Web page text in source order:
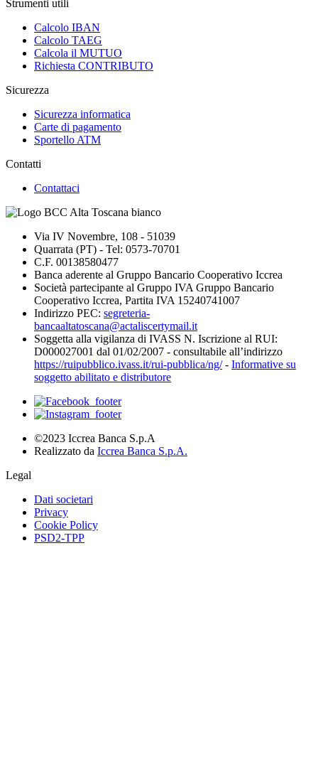
Strumenti utili
Calcolo IBAN
Calcolo TAEG
Calcola il MUTUO
Richiesta CONTRIBUTO
Sicurezza
Sicurezza informatica
Carte di pagamento
Sportello ATM
Contatti
Contattaci
Via IV Novembre, 108 - 51039
Quarrata (PT) - Tel: 0573-70701
C.F. 00138580477
Banca aderente al Gruppo Bancario Cooperativo Iccrea
Società partecipante al Gruppo IVA Gruppo Bancario
Cooperativo Iccrea, Partita IVA 15240741007
Indirizzo PEC: segreteria-
bancaaltatoscana@actaliscertymail.it
Soggetta alla vigilanza di IVASS N. Iscrizione al RUI:
D000027001 dal 01/02/2007 - consultabile all’indirizzo
https://ruipubblico.ivass.it/rui-pubblica/ng/- Informative su
soggetto abilitato e distributore
©2023 Iccrea Banca S.p.A
Realizzato da Iccrea Banca S.p.A.
Legal
Dati societari
Privacy
Cookie Policy
PSD2-TPP